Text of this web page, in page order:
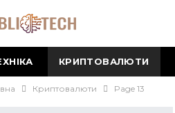
КРИПТОВАЛЮТИ
Криптовалюти Page 13